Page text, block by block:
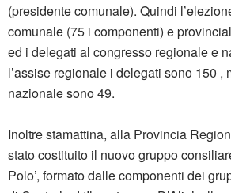
(presidente comunale). Quindi
comunale (75 i componenti) e
ed i delegati al congresso regionale e
l’assise regionale i delegati sono 150 ,
nazionale sono 49.
Inoltre stamattina, alla Provincia
stato costituito il nuovo gruppo
Polo’, formato dalle componenti dei